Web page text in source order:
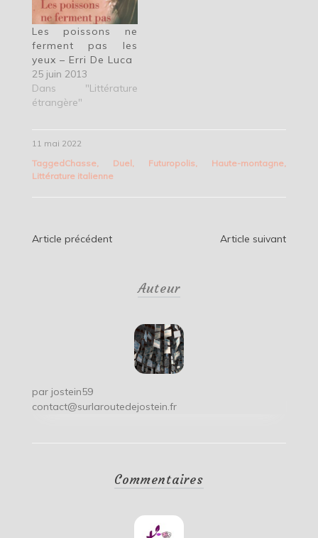
Les poissons ne
ferment pas les
yeux – Erri De Luca
25 juin 2013
Dans "Littérature
étrangère"
11 mai 2022
TaggedChasse, Duel Futuropolis Haute-montagne
Littérature italienne
Navigation
Article précédent Article suivant
Auteur
par jostein59
contact@surlaroutedejostein.fr
Commentaires